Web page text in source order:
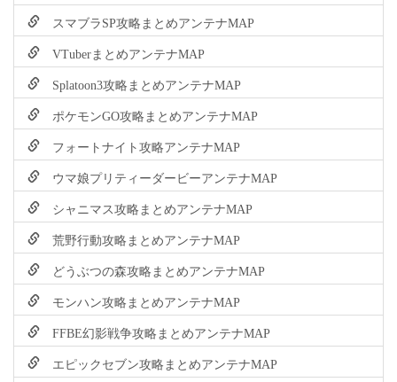
スマブラSP攻略まとめアンテナMAP
VTuberまとめアンテナMAP
Splatoon3攻略まとめアンテナMAP
ポケモンGO攻略まとめアンテナMAP
フォートナイト攻略アンテナMAP
ウマ娘プリティーダービーアンテナMAP
シャニマス攻略まとめアンテナMAP
荒野行動攻略まとめアンテナMAP
どうぶつの森攻略まとめアンテナMAP
モンハン攻略まとめアンテナMAP
FFBE幻影戦争攻略まとめアンテナMAP
エピックセブン攻略まとめアンテナMAP